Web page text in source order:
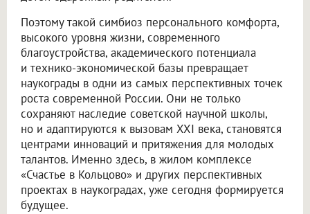
Поэтому такой симбиоз персонального комфорта,
высокого уровня жизни, современного
благоустройства, академического потенциала
и технико-экономической базы превращает
наукограды в одни из самых перспективных точек
роста современной России. Они не только
сохраняют наследие советской научной школы,
но и адаптируются к вызовам XXI века, становятся
центрами инноваций и притяжения для молодых
талантов. Именно здесь, в жилом комплексе
«Счастье в Кольцово» и других перспективных
проектах в наукоградах, уже сегодня формируется
будущее.